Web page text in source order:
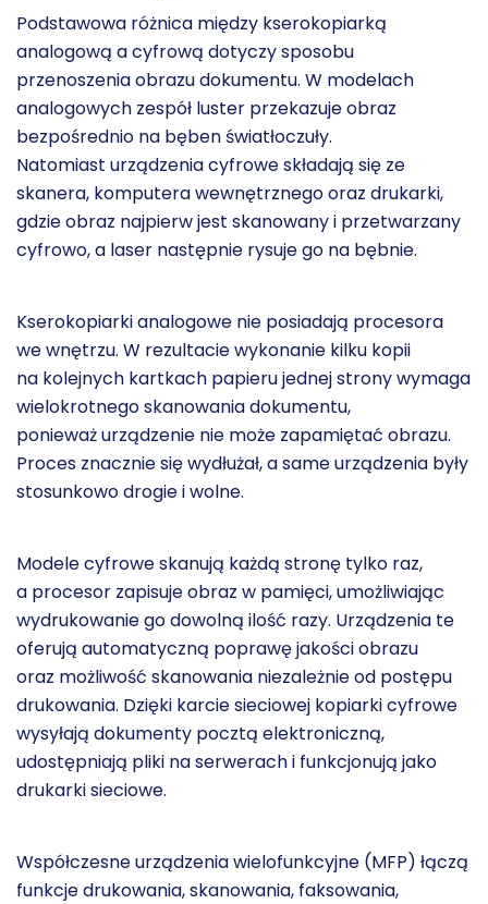
Podstawowa różnica między kserokopiarką
analogową a cyfrową dotyczy sposobu
przenoszenia obrazu dokumentu. W modelach
analogowych zespół luster przekazuje obraz
bezpośrednio na bęben światłoczuły.
Natomiast urządzenia cyfrowe składają się ze
skanera, komputera wewnętrznego oraz drukarki,
gdzie obraz najpierw jest skanowany i przetwarzany
cyfrowo, a laser następnie rysuje go na bębnie.
Kserokopiarki analogowe nie posiadają procesora
we wnętrzu. W rezultacie wykonanie kilku kopii
na kolejnych kartkach papieru jednej strony wymaga
wielokrotnego skanowania dokumentu,
ponieważ urządzenie nie może zapamiętać obrazu.
Proces znacznie się wydłużał, a same urządzenia były
stosunkowo drogie i wolne.
Modele cyfrowe skanują każdą stronę tylko raz,
a procesor zapisuje obraz w pamięci, umożliwiając
wydrukowanie go dowolną ilość razy. Urządzenia te
oferują automatyczną poprawę jakości obrazu
oraz możliwość skanowania niezależnie od postępu
drukowania. Dzięki karcie sieciowej kopiarki cyfrowe
wysyłają dokumenty pocztą elektroniczną,
udostępniają pliki na serwerach i funkcjonują jako
drukarki sieciowe.
Współczesne urządzenia wielofunkcyjne (MFP) łączą
funkcje drukowania, skanowania, faksowania,